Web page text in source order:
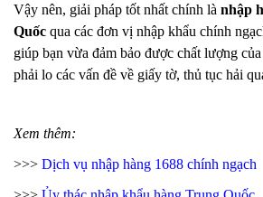
Vậy nên, giải pháp tốt nhất chính là nhập
Quốc qua các đơn vị nhập khẩu chính
giúp bạn vừa đảm bảo được chất lượng
phải lo các vấn đề về giấy tờ, thủ tục hải
Xem thêm:
>>> Dịch vụ nhập hàng 1688 chính ngạch